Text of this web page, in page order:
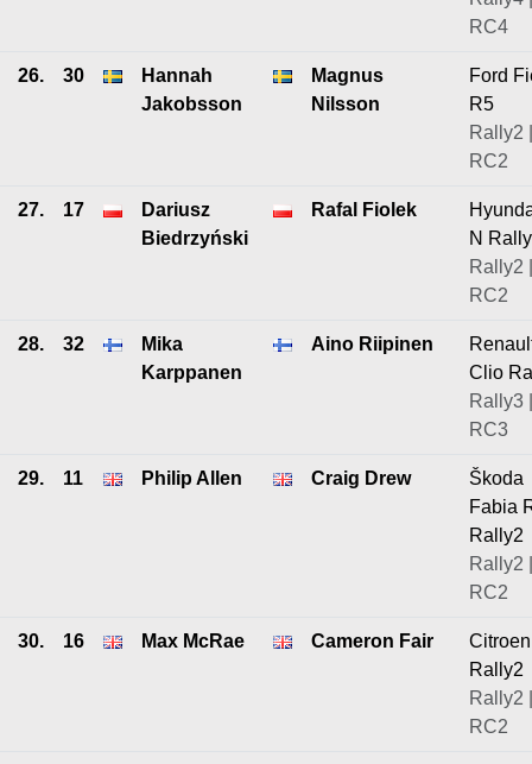
RC4
26. 30
Hannah
Jakobsson
Magnus
Nilsson
Ford
R5
Rally2 |
RC2
27. 17
Dariusz
Biedrzyński
Rafal Fiolek
N
Rally2 |
RC2
28. 32
Mika
Karppanen
Aino Riipinen
Clio
Rally3 |
RC3
29. 11 Philip Allen Craig Drew
Škoda
Fabia
Rally2
Rally2 |
RC2
30. 16 Max McRae Cameron Fair
Rally2
Rally2 |
RC2